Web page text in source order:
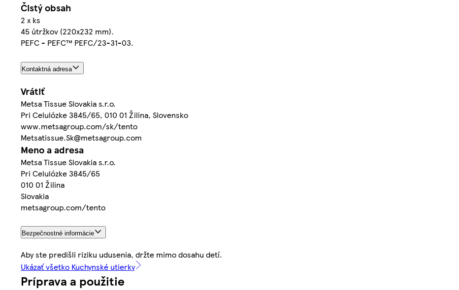
Čistý obsah
2 x ks
45 útržkov (220x232 mm).
PEFC - PEFC™ PEFC/23-31-03.
Kontaktná adresa
Vrátiť
Metsa Tissue Slovakia s.r.o.
Pri Celulózke 3845/65, 010 01 Žilina, Slovensko
www.metsagroup.com/sk/tento
Metsatissue.Sk@metsagroup.com
Meno a adresa
Metsa Tissue Slovakia s.r.o.
Pri Celulózke 3845/65
010 01 Žilina
Slovakia
metsagroup.com/tento
Bezpečnostné informácie
Aby ste predišli riziku udusenia, držte mimo dosahu detí.
Ukázať všetko Kuchynské utierky
Príprava a použitie